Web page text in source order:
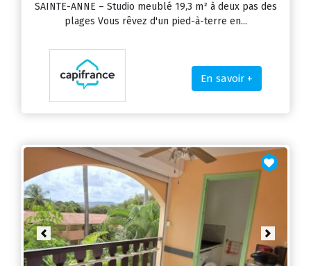
SAINTE-ANNE – Studio meublé 19,3 m² à deux pas des
plages Vous rêvez d'un pied-à-terre en...
En savoir +
Previous Next